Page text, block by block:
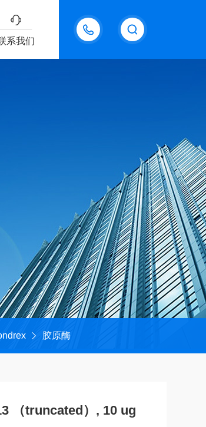
18611095289
系我们
胶原酶
（truncated）, 10 ug